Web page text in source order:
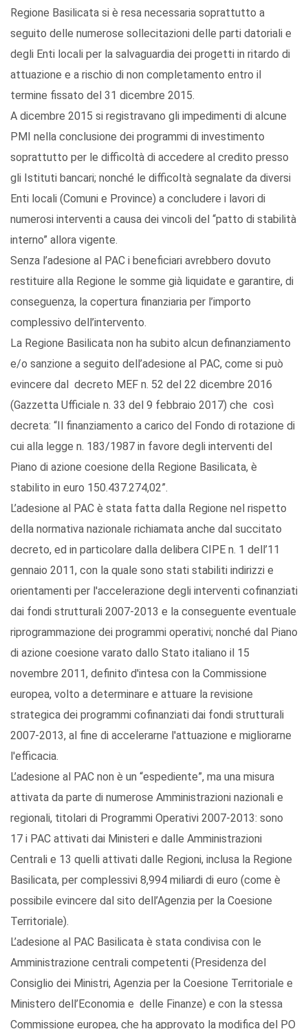
Regione Basilicata si è resa necessaria soprattutto a
seguito delle numerose sollecitazioni delle parti datoriali e
degli Enti locali per la salvaguardia dei progetti in ritardo di
attuazione e a rischio di non completamento entro il
termine fissato del 31 dicembre 2015.
A dicembre 2015 si registravano gli impedimenti di alcune
PMI nella conclusione dei programmi di investimento
soprattutto per le difficoltà di accedere al credito presso
gli Istituti bancari; nonché le difficoltà segnalate da diversi
Enti locali (Comuni e Province) a concludere i lavori di
numerosi interventi a causa dei vincoli del “patto di stabilità
interno” allora vigente.
Senza l’adesione al PAC i beneficiari avrebbero dovuto
restituire alla Regione le somme già liquidate e garantire, di
conseguenza, la copertura finanziaria per l’importo
complessivo dell’intervento.
La Regione Basilicata non ha subito alcun definanziamento
e/o sanzione a seguito dell’adesione al PAC, come si può
evincere dal decreto MEF n. 52 del 22 dicembre 2016
(Gazzetta Ufficiale n. 33 del 9 febbraio 2017) che così
decreta: “Il finanziamento a carico del Fondo di rotazione di
cui alla legge n. 183/1987 in favore degli interventi del
Piano di azione coesione della Regione Basilicata, è
stabilito in euro 150.437.274,02”.
L’adesione al PAC è stata fatta dalla Regione nel rispetto
della normativa nazionale richiamata anche dal succitato
decreto, ed in particolare dalla delibera CIPE n. 1 dell’11
gennaio 2011, con la quale sono stati stabiliti indirizzi e
orientamenti per l'accelerazione degli interventi cofinanziati
dai fondi strutturali 2007‐2013 e la conseguente eventuale
riprogrammazione dei programmi operativi; nonché dal Piano
di azione coesione varato dallo Stato italiano il 15
novembre 2011, definito d'intesa con la Commissione
europea, volto a determinare e attuare la revisione
strategica dei programmi cofinanziati dai fondi strutturali
2007‐2013, al fine di accelerarne l'attuazione e migliorarne
l'efficacia.
L’adesione al PAC non è un “espediente”, ma una misura
attivata da parte di numerose Amministrazioni nazionali e
regionali, titolari di Programmi Operativi 2007-2013: sono
17 i PAC attivati dai Ministeri e dalle Amministrazioni
Centrali e 13 quelli attivati dalle Regioni, inclusa la Regione
Basilicata, per complessivi 8,994 miliardi di euro (come è
possibile evincere dal sito dell’Agenzia per la Coesione
Territoriale).
L’adesione al PAC Basilicata è stata condivisa con le
Amministrazione centrali competenti (Presidenza del
Consiglio dei Ministri, Agenzia per la Coesione Territoriale e
Ministero dell’Economia e delle Finanze) e con la stessa
Commissione europea, che ha approvato la modifica del PO